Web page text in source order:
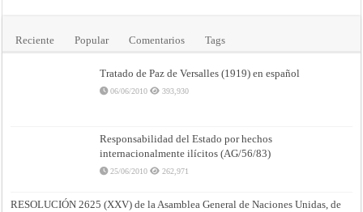
Reciente Popular Comentarios Tags
Tratado de Paz de Versalles (1919) en español
06/06/2010 393,930
Responsabilidad del Estado por hechos
internacionalmente ilícitos (AG/56/83)
25/06/2010 262,971
RESOLUCIÓN 2625 (XXV) de la Asamblea General de Naciones Unidas, de